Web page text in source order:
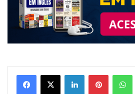
LinkedinPinterest